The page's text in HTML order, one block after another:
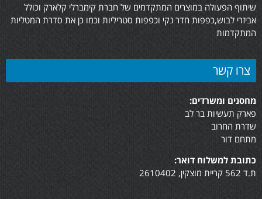
שיתוף הפעולה במוצרים המתקדמים של חברת קימברלי קלארק וכולל
אביזרי לבוש,כפפות חדר נקי וכפפות סטריליות וכמו כן את סדרת המטליות
המתקדמות
צרו קשר
מחסנים ומשרדים:
פארק תעשיות בר לב
שדרת החרוב
מתחם דור
כתובת למשלוח דואר:
ת.ד 562 קריית מוצקין, 2610402